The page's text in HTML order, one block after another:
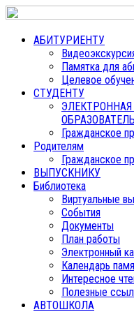
АБИТУРИЕНТУ
Памятка для
Целевое
СТУДЕНТУ
Гражданское
Родителям
Гражданское
ВЫПУСКНИКУ
Библиотека
Виртуальные
События
Документы
План работы
Электронный
Календарь
Интересное
Полезные
АВТОШКОЛА